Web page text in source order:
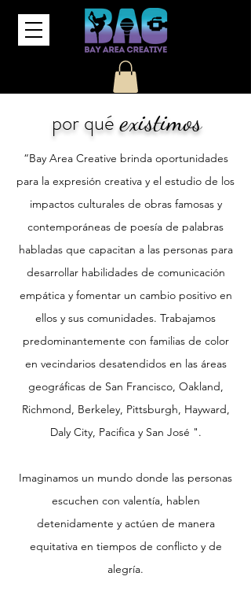
por quéexistimos
“Bay Area Creative brinda oportunidades
para la expresión creativa y el estudio de los
impactos culturales de obras famosas y
contemporáneas de poesía de palabras
habladas que capacitan a las personas para
desarrollar habilidades de comunicación
empática y fomentar un cambio positivo en
ellos y sus comunidades. Trabajamos
predominantemente con familias de color
en vecindarios desatendidos en las áreas
geográficas de San Francisco, Oakland,
Richmond, Berkeley, Pittsburgh, Hayward,
Daly City, Pacifica y San José ".
Imaginamos un mundo donde las personas
escuchen con valentía, hablen
detenidamente y actúen de manera
equitativa en tiempos de conflicto y de
alegría.